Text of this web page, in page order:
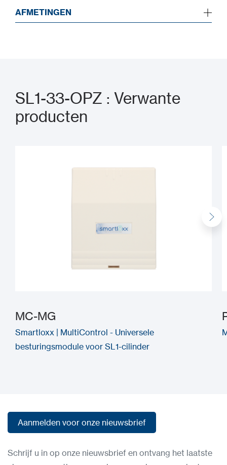
AFMETINGEN
SL1-33-OPZ : Verwante
producten
MC-MG
Smartloxx | MultiControl - Universele
besturingsmodule voor SL1-cilinder
Aanmelden voor onze nieuwsbrief
Schrijf u in op onze nieuwsbrief en ontvang het laatste